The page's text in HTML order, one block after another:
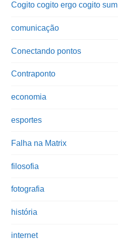
Cogito cogito ergo cogito sum
comunicação
Conectando pontos
Contraponto
economia
esportes
Falha na Matrix
filosofia
fotografia
história
internet